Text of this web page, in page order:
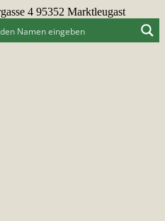
4 95352 Marktleugast